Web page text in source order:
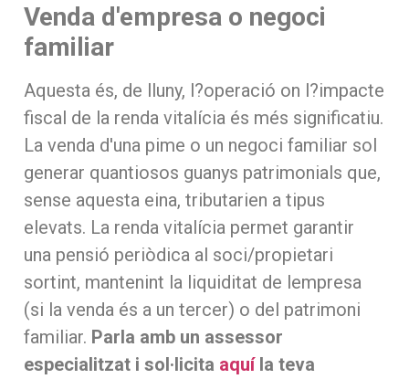
Venda d'empresa o negoci
familiar
Aquesta és, de lluny, l?operació on l?impacte
fiscal de la renda vitalícia és més significatiu.
La venda d'una pime o un negoci familiar sol
generar quantiosos guanys patrimonials que,
sense aquesta eina, tributarien a tipus
elevats. La renda vitalícia permet garantir
una pensió periòdica al soci/propietari
sortint, mantenint la liquiditat de lempresa
(si la venda és a un tercer) o del patrimoni
familiar. Parla amb un assessor
especialitzat i sol·licita aquíla teva